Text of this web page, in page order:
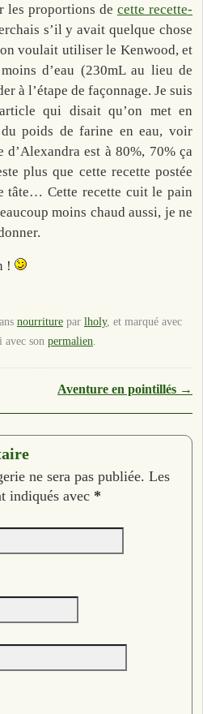
les proportions de cette recette-
s’il y avait quelque chose
voulait utiliser le Kenwood, et
d’eau (230mL au lieu de
à l’étape de façonnage. Je suis
qui disait qu’on met en
poids de farine en eau, voir
d’Alexandra est à 80%, 70% ça
plus que cette recette postée
tâte… Cette recette cuit le pain
moins chaud aussi, je ne
!
nourriture par lholy, et marqué avec
avec son permalien.
Aventure en pointillés →
ne sera pas publiée. Les
indiqués avec *